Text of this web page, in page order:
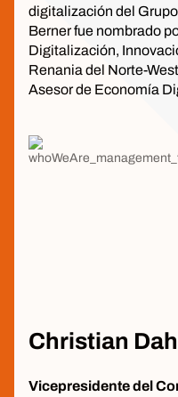
digitalización del
Berner fue nombrado
Digitalización,
Renania del Norte-
Asesor de Economía
Christian
Vicepresidente del